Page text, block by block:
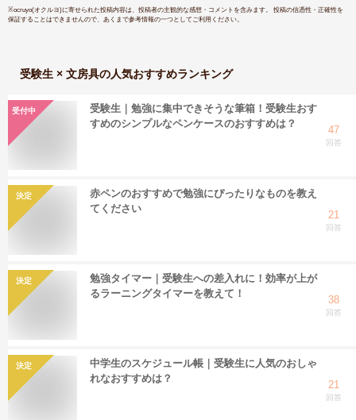
※ocruyo(オクルヨ)に寄せられた投稿内容は、投稿者の主観的な感想・コメントを含みます。 投稿の信憑性・正確性を
保証することはできませんので、あくまで参考情報の一つとしてご利用ください。
受験生 × 文房具の人気おすすめランキング
受付中
受験生｜勉強に集中できそうな筆箱！受験生おす
すめのシンプルなペンケースのおすすめは？
47
回答
決定
赤ペンのおすすめで勉強にぴったりなものを教え
てください
21
回答
決定
勉強タイマー｜受験生への差入れに！効率が上が
るラーニングタイマーを教えて！
38
回答
決定
中学生のスケジュール帳｜受験生に人気のおしゃ
れなおすすめは？
21
回答